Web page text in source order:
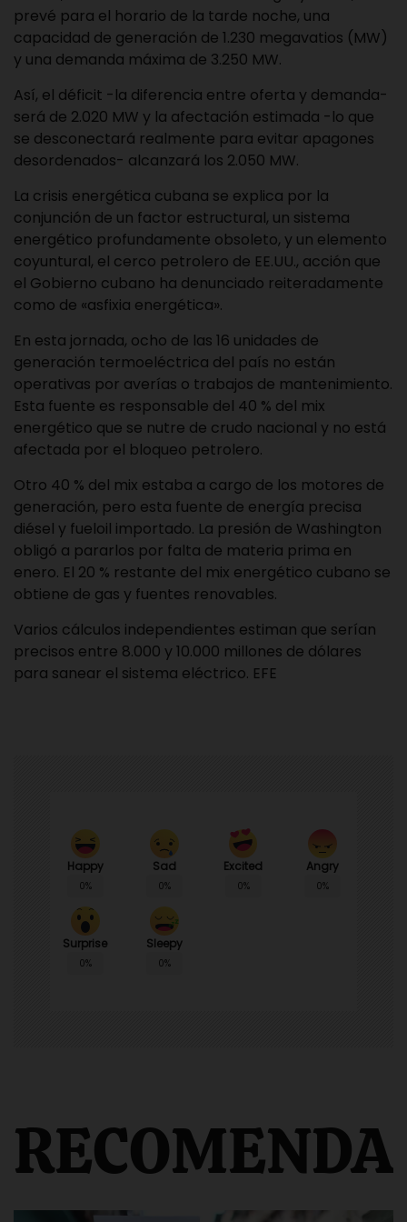
prevé para el horario de la tarde noche, una
capacidad de generación de 1.230 megavatios (MW)
y una demanda máxima de 3.250 MW.
Así, el déficit -la diferencia entre oferta y demanda-
será de 2.020 MW y la afectación estimada -lo que
se desconectará realmente para evitar apagones
desordenados- alcanzará los 2.050 MW.
La crisis energética cubana se explica por la
conjunción de un factor estructural, un sistema
energético profundamente obsoleto, y un elemento
coyuntural, el cerco petrolero de EE.UU., acción que
el Gobierno cubano ha denunciado reiteradamente
como de «asfixia energética».
En esta jornada, ocho de las 16 unidades de
generación termoeléctrica del país no están
operativas por averías o trabajos de mantenimiento.
Esta fuente es responsable del 40 % del mix
energético que se nutre de crudo nacional y no está
afectada por el bloqueo petrolero.
Otro 40 % del mix estaba a cargo de los motores de
generación, pero esta fuente de energía precisa
diésel y fueloil importado. La presión de Washington
obligó a pararlos por falta de materia prima en
enero. El 20 % restante del mix energético cubano se
obtiene de gas y fuentes renovables.
Varios cálculos independientes estiman que serían
precisos entre 8.000 y 10.000 millones de dólares
para sanear el sistema eléctrico. EFE
Happy
0%
Sad
0%
Excited
0%
Angry
0%
Surprise
0%
Sleepy
0%